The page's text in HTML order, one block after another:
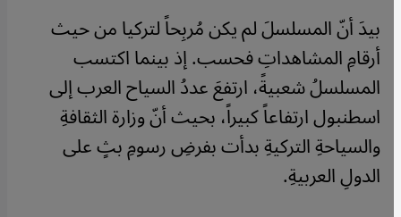
بيدَ أنّ المسلسلَ لم يكن مُربِحاً لتركيا من حيث
أرقامِ المشاهداتِ فحسب. إذ بينما اكتسب
المسلسلُ شعبيةً، ارتفعَ عددُ السياح العرب إلى
اسطنبول ارتفاعاً كبيراً، بحيث أنّ وزارة الثقافةِ
والسياحةِ التركيةِ بدأت بفرضِ رسومِ بثٍ على
الدولِ العربيةِ.